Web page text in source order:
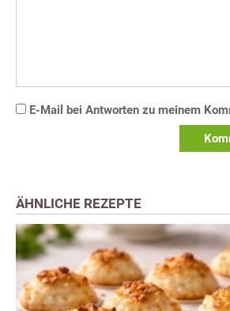
E-Mail bei Antworten zu meinem
ÄHNLICHE REZEPTE